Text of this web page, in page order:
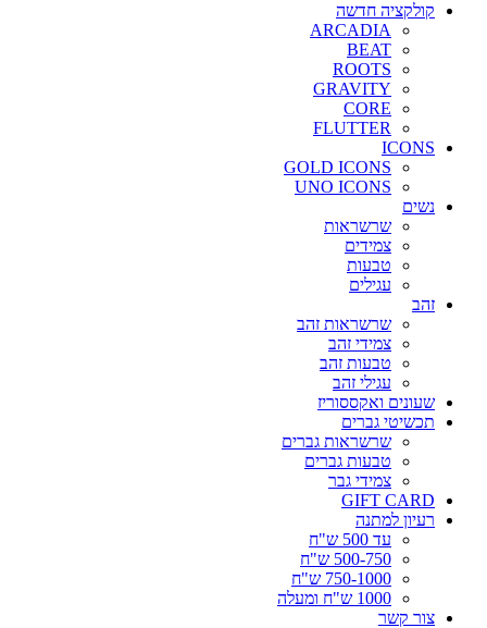
קולקציה חדשה
ARCADIA
BEAT
ROOTS
GRAVITY
CORE
FLUTTER
ICONS
GOLD ICONS
UNO ICONS
נשים
שרשראות
צמידים
טבעות
עגילים
זהב
שרשראות זהב
צמידי זהב
טבעות זהב
עגילי זהב
שעונים ואקססוריז
תכשיטי גברים
שרשראות גברים
טבעות גברים
צמידי גבר
GIFT CARD
רעיון למתנה
עד 500 ש"ח
500-750 ש"ח
750-1000 ש"ח
1000 ש"ח ומעלה
צור קשר